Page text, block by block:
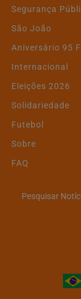
Segurança
São João
Aniversário 95
Internacional
Eleições 2026
Solidariedade
Futebol
Sobre
FAQ
Pesquisar
Termos de